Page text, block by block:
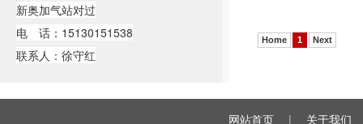
新奥加气站对过
电 话：15130151538
联系人：徐守红
Home 1 Next
网站首页 | 关于我们